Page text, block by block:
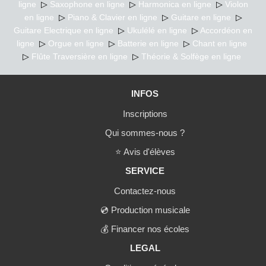
ligne ▷ Saxophone en ligne ▷ Harmonica en ligne ▷ Violon
en ligne ▷ Piano & Clavier en ligne ▷ Guitare en ligne ▷
Guitare Electrique en ligne ▷ Ukulélé en ligne ▷Accordéon en
ligne ▷ Orgue en ligne ▷ Batterie en ligne ▷ Chant en ligne
▷ Flûte Traversière en ligne ▷ Théorie & Solfège en ligne
INFOS
Inscriptions
Qui sommes-nous ?
⭐ Avis d'élèves
SERVICE
Contactez-nous
💿 Production musicale
💰 Financer nos écoles
LEGAL